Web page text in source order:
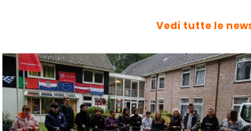
Vedi tutte le